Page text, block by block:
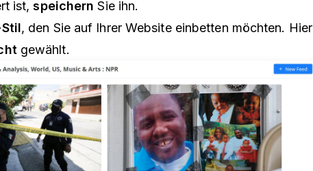
ist,speichern Sie ihn.
, den Sie auf Ihrer Website einbetten möchten. Hier
gewählt.